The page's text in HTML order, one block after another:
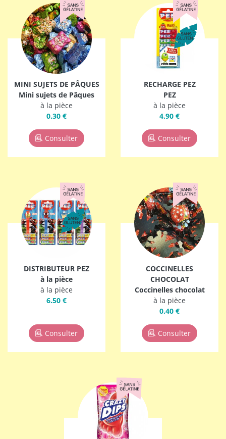
MINI SUJETS DE PÂQUES
Mini sujets de Pâques
à la pièce
0.30 €
Consulter
RECHARGE PEZ
PEZ
à la pièce
4.90 €
Consulter
DISTRIBUTEUR PEZ
à la pièce
à la pièce
6.50 €
Consulter
COCCINELLES
CHOCOLAT
Coccinelles chocolat
à la pièce
0.40 €
Consulter